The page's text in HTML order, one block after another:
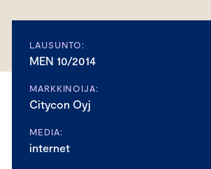
LAUSUNTO:
MEN 10/2014
MARKKINOIJA:
Citycon Oyj
MEDIA:
internet